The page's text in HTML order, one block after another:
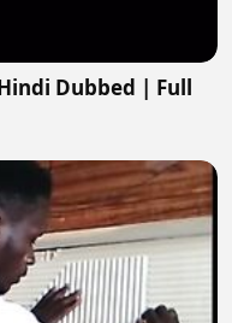
Dubbed | Full